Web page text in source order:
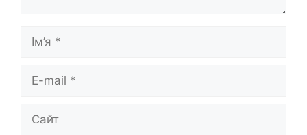
mail